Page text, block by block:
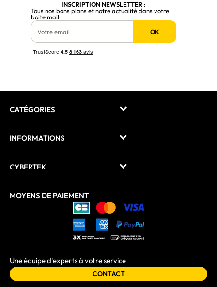
INSCRIPTION NEWSLETTER :
Tous nos bons plans et notre actualité dans votre
boite mail
OK
CATÉGORIES
INFORMATIONS
CYBERTEK
MOYENS DE PAIEMENT
Une équipe d'experts à votre service
CONTACT